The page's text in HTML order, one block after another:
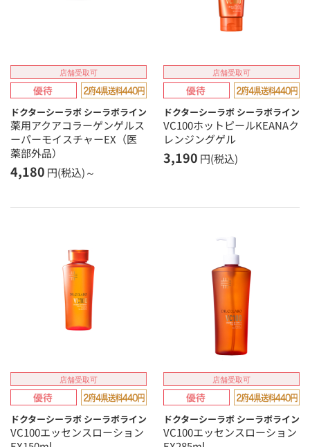
店舗受取可
ドクターシーラボ シーラボライン
薬用アクアコラーゲンゲルス
ーパーモイスチャーEX（医
薬部外品）
4,180 円(税込)～
店舗受取可
ドクターシーラボ シーラボライン
VC100ホットピールKEANAク
レンジングゲル
3,190 円(税込)
店舗受取可
ドクターシーラボ シーラボライン
VC100エッセンスローション
店舗受取可
ドクターシーラボ シーラボライン
VC100エッセンスローション